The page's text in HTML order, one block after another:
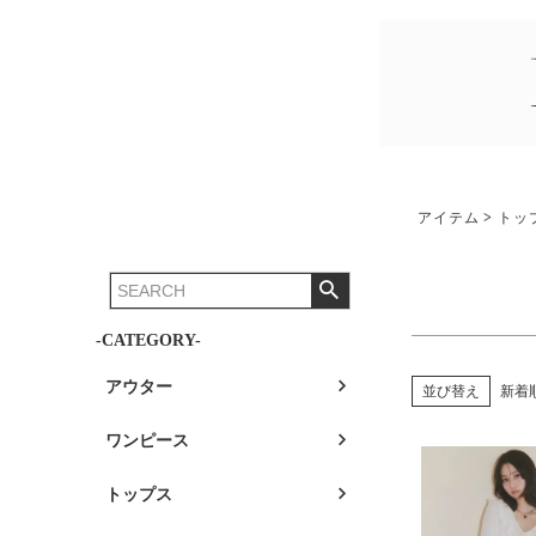
-CATEGORY-
アウター
ワンピース
トップス
アイテム トッ
並び替え 新着